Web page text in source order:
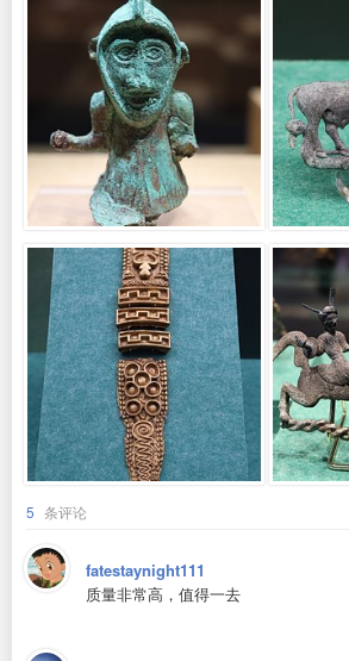
5 条评论
fatestaynight111
质量非常高，值得一去